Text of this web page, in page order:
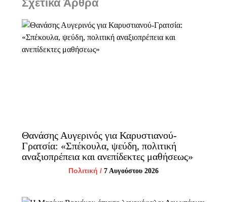
Σχετικά Άρθρα
Θανάσης Αυγερινός για Καρυστιανού-
Γρατσία: «Σπέκουλα, ψεύδη, πολιτική
αναξιοπρέπεια και ανεπίδεκτες μαθήσεως»
Πολιτική / 7 Αυγούστου 2026